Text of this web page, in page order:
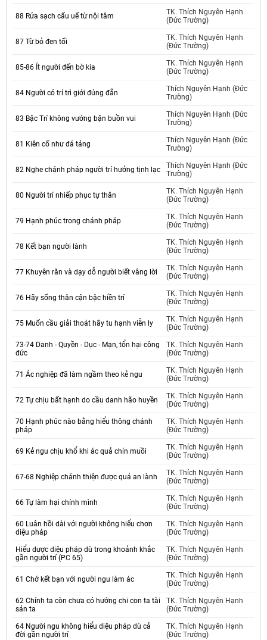
88 Rửa sạch cấu uế từ nội tâm
TK. Thích Nguyên Hạnh
(Đức Trường)
87 Từ bỏ đen tối
TK. Thích Nguyên Hạnh
(Đức Trường)
85-86 Ít người đến bờ kia
TK. Thích Nguyên Hạnh
(Đức Trường)
84 Người có trí trì giới đúng đắn
Thích Nguyên Hạnh (Đức
Trường)
83 Bậc Trí không vướng bận buồn vui
Thích Nguyên Hạnh (Đức
Trường)
81 Kiên cố như đá tảng
Thích Nguyên Hạnh (Đức
Trường)
82 Nghe chánh pháp người trí hưởng tịnh lạc
Thích Nguyên Hạnh (Đức
Trường)
80 Người trí nhiếp phục tự thân
TK. Thích Nguyên Hạnh
(Đức Trường)
79 Hạnh phúc trong chánh pháp
TK. Thích Nguyên Hạnh
(Đức Trường)
78 Kết bạn người lành
TK. Thích Nguyên Hạnh
(Đức Trường)
77 Khuyên răn và dạy dỗ người biết vâng lời
TK. Thích Nguyên Hạnh
(Đức Trường)
76 Hãy sống thân cận bậc hiền trí
TK. Thích Nguyên Hạnh
(Đức Trường)
75 Muốn cầu giải thoát hãy tu hạnh viễn ly
TK. Thích Nguyên Hạnh
(Đức Trường)
73-74 Danh - Quyền - Dục - Mạn, tổn hại công
đức
TK. Thích Nguyên Hạnh
(Đức Trường)
71 Ác nghiệp đã làm ngầm theo kẻ ngu
TK. Thích Nguyên Hạnh
(Đức Trường)
72 Tự chịu bất hạnh do cầu danh hão huyền
TK. Thích Nguyên Hạnh
(Đức Trường)
70 Hạnh phúc nào bằng hiểu thông chánh
pháp
TK. Thích Nguyên Hạnh
(Đức Trường)
69 Kẻ ngu chịu khổ khi ác quả chín muồi
TK. Thích Nguyên Hạnh
(Đức Trường)
67-68 Nghiệp chánh thiện được quả an lành
TK. Thích Nguyên Hạnh
(Đức Trường)
66 Tự làm hại chính mình
TK. Thích Nguyên Hạnh
(Đức Trường)
60 Luân hồi dài với người không hiểu chơn
diệu pháp
TK. Thích Nguyên Hạnh
(Đức Trường)
Hiểu dược diệu pháp dù trong khoảnh khắc
gần người trí (PC 65)
TK. Thích Nguyên Hạnh
(Đức Trường)
61 Chớ kết bạn với người ngu làm ác
TK. Thích Nguyên Hạnh
(Đức Trường)
62 Chính ta còn chưa có hướng chi con ta tài
sản ta
TK. Thích Nguyên Hạnh
(Đức Trường)
64 Người ngu không hiểu diệu pháp dù cả
đời gần người trí
TK. Thích Nguyên Hạnh
(Đức Trường)